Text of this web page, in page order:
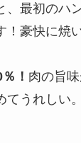
、最初のハ
！豪快に焼
！ 肉の旨
うれしい。